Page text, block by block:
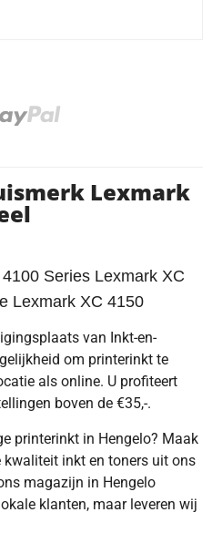
Lexmark
Series Lexmark XC
Lexmark XC 4150
van Inkt-en-
om printerinkt te
als online. U profiteert
boven de €35,-.
printerinkt in Hengelo? Maak
inkt en toners uit ons
magazijn in Hengelo
klanten, maar leveren wij